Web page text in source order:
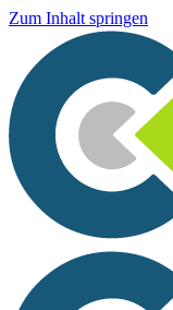
Zum Inhalt springen